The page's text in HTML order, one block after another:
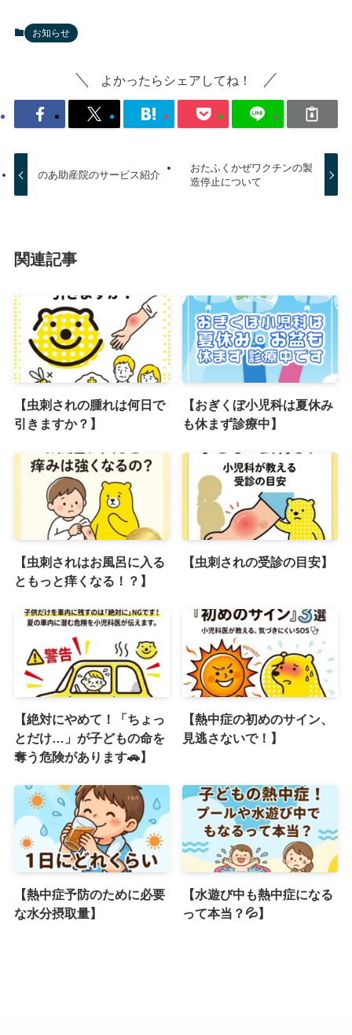
お知らせ
よかったらシェアしてね！
のあ助産院のサービス紹介
おたふくかぜワクチンの製
造停止について
関連記事
【虫刺されの腫れは何日で
引きますか？】
【おぎくぼ小児科は夏休み
も休まず診療中】
【虫刺されはお風呂に入る
ともっと痒くなる！？】
【虫刺されの受診の目安】
【絶対にやめて！「ちょっ
とだけ…」が子どもの命を
奪う危険があります🚗】
【熱中症の初めのサイン、
見逃さないで！】
【熱中症予防のために必要
な水分摂取量】
【水遊び中も熱中症になる
って本当？💦】